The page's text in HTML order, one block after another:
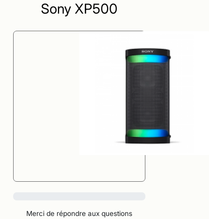
Sony XP500
Merci de répondre aux questions